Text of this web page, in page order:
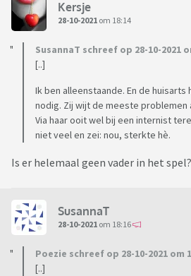
Kersje
28-10-2021 om 18:14
SusannaT schreef op 28-10-2021
[..]
Ik ben alleenstaande. En de
nodig. Zij wijt de meeste problemen
Via haar ooit wel bij een internist
niet veel en zei: nou, sterkte hè.
Is er helemaal geen vader in het spel?
SusannaT
28-10-2021 om 18:16
Poezie schreef op 28-10-2021 om
[..]